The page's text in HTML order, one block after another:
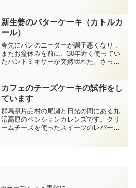
ームで作る、ホームメイドケーキを予定
している。ガトーオ...
新生姜のバターケーキ（カトルカ
ール）
春先にパンのニーダーが調子悪くなり 、
またお盆休みを前に、30年近く使ってい
たハンドミキサーが突然壊れた。さっそ
で焦ってしまったが、久しぶりにホイッ
パーで泡立てたたとこ...
カフェのチーズケーキの試作をし
ています
群馬県片品村の尾瀬と日光の間にある丸
沼高原のペンションカレンズです。クリ
ームチーズを使ったスイーツのレパート